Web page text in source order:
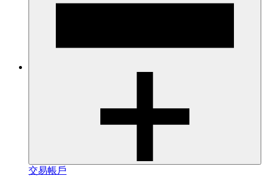
交易帳戶